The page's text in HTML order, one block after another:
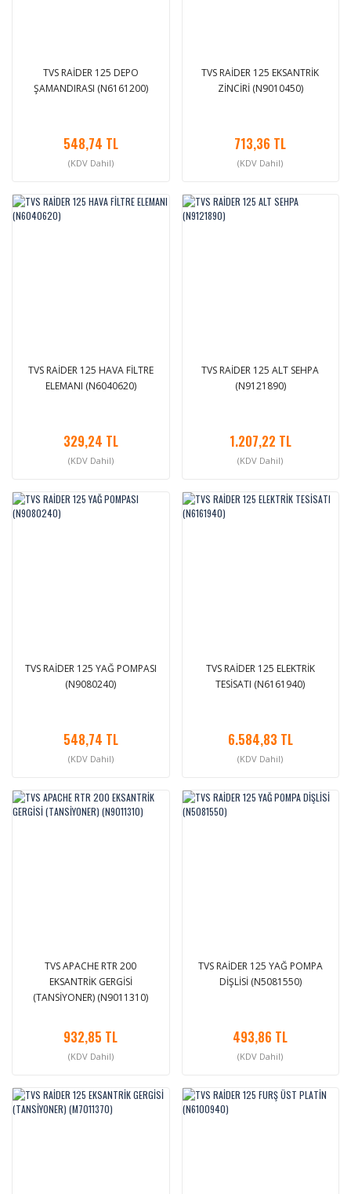
TVS RAİDER 125 DEPO
ŞAMANDIRASI (N6161200)
548,74 TL
(KDV Dahil)
TVS RAİDER 125 EKSANTRİK
ZİNCİRİ (N9010450)
713,36 TL
(KDV Dahil)
TVS RAİDER 125 HAVA FİLTRE
ELEMANI (N6040620)
329,24 TL
(KDV Dahil)
TVS RAİDER 125 ALT SEHPA
(N9121890)
1.207,22 TL
(KDV Dahil)
TVS RAİDER 125 YAĞ POMPASI
(N9080240)
548,74 TL
(KDV Dahil)
TVS RAİDER 125 ELEKTRİK
TESİSATI (N6161940)
6.584,83 TL
(KDV Dahil)
TVS APACHE RTR 200
EKSANTRİK GERGİSİ
(TANSİYONER) (N9011310)
932,85 TL
(KDV Dahil)
TVS RAİDER 125 YAĞ POMPA
DİŞLİSİ (N5081550)
493,86 TL
(KDV Dahil)